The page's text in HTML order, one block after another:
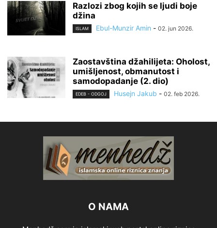
Razlozi zbog kojih se ljudi boje
džina
ISLAM Ebul-Munzir Amin - 02. jun 2026.
Zaostavština džahilijeta: Oholost,
umišljenost, obmanutost i
samodopadanje (2. dio)
EDEB - ODGOJ Husejn Jakub - 02. feb 2026.
O NAMA